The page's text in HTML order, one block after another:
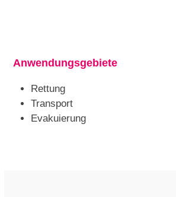
Anwendungsgebiete
Rettung
Transport
Evakuierung